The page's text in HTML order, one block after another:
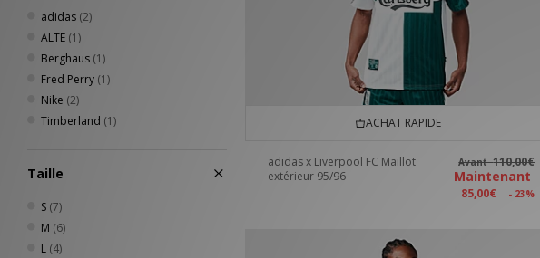
adidas (2)
ALTE (1)
Berghaus (1)
Fred Perry (1)
Nike (2)
Timberland (1)
Taille
S (7)
M (6)
L (4)
ACHAT RAPIDE
adidas x Liverpool FC Maillot
extérieur 95/96
Avant110,00€
Maintenant
85,00€ - 23%